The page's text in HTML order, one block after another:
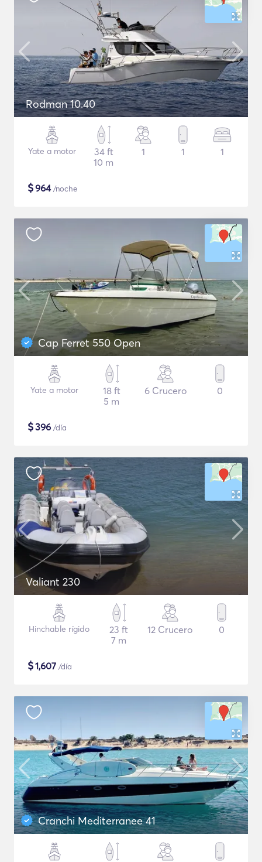
Rodman 10.40
Yate a motor
34 ft
10 m
1 1 1
$964/noche
Cap Ferret 550 Open
Yate a motor
18 ft
5 m
6 Crucero 0
$396 /día
Valiant 230
Hinchable rígido
23 ft
7 m
12 Crucero 0
$1,607 /día
Cranchi Mediterranee 41